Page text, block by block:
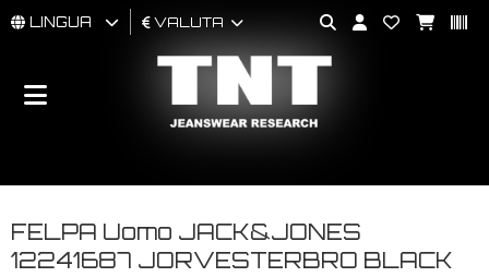
UOMO
BRAND
LINGUA VALUTA
FELPA Uomo JACK&JONES
12241687 JORVESTERBRO BLACK